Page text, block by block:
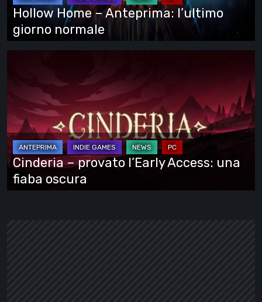
normale
Hollow Home – Anteprima: l’ultimo
giorno normale
provato
l’Early
Access:
una
fiaba
oscura
Cinderia – provato l’Early Access: una
fiaba oscura